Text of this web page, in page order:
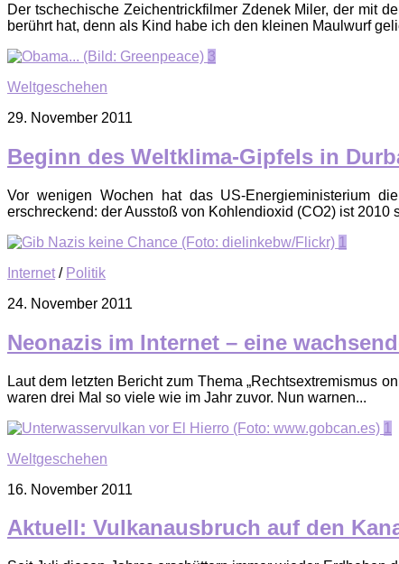
Der tschechische Zeichentrickfilmer Zdenek Miler, der mit
berührt hat, denn als Kind habe ich den kleinen Maulwurf
3
Weltgeschehen
29. November 2011
Beginn des Weltklima-Gipfels in
Vor wenigen Wochen hat das US-Energieministerium
erschreckend: der Ausstoß von Kohlendioxid (CO2) ist 2010
1
Internet / Politik
24. November 2011
Neonazis im Internet – eine
Laut dem letzten Bericht zum Thema „Rechtsextremismus
waren drei Mal so viele wie im Jahr zuvor. Nun warnen...
1
Weltgeschehen
16. November 2011
Aktuell: Vulkanausbruch auf den